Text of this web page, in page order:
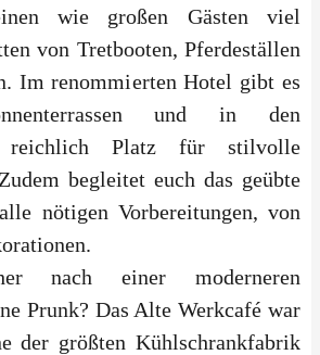
wie großen Gästen viel
von Tretbooten, Pferdeställen
Im renommierten Hotel gibt es
und in den
reichlich Platz für stilvolle
begleitet euch das geübte
nötigen Vorbereitungen, von
nach einer moderneren
Prunk? Das Alte Werkcafé war
der größten Kühlschrankfabrik